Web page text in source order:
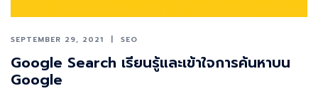
SEPTEMBER 29, 2021 SEO
Google Search เรียนรู้และเข้าใจการค้นหาบน
Google